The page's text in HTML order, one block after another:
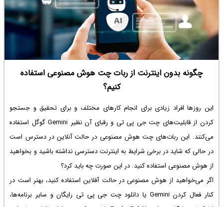
چگونه بدون اینترنت از ربات چت هوش مصنوعی استفاده
کنیم؟
این روزها افراد زیادی برای انجام کارهای مختلف و برای تحقیق و جستجو
کردن از قابلیت‌های چت جی پی تی و رقبای آن نظیر Gemini گوگل استفاده
می‌کنند. این ربات‌های چت هوش مصنوعی در حالت آنلاین در دسترس است
در حالی که شاید در برخی شرایط به اینترنت دسترسی نداشته باشید و بخواهید
از هوش مصنوعی استفاده کنید. در این صورت چه باید کرد؟
اگر می‌خواهید از هوش مصنوعی در حالت آفلاین استفاده کنید، بهتر است در
کنار فعال کردن Gemini یا
دانلود چت جی پی تی رایگانو سایر برنامه‌ها،